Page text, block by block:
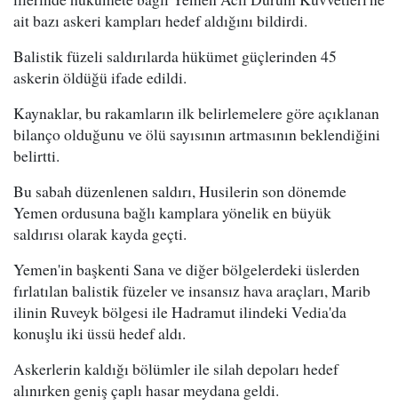
ait bazı askeri kampları hedef aldığını bildirdi.
Balistik füzeli saldırılarda hükümet güçlerinden 45
askerin öldüğü ifade edildi.
Kaynaklar, bu rakamların ilk belirlemelere göre açıklanan
bilanço olduğunu ve ölü sayısının artmasının beklendiğini
belirtti.
Bu sabah düzenlenen saldırı, Husilerin son dönemde
Yemen ordusuna bağlı kamplara yönelik en büyük
saldırısı olarak kayda geçti.
Yemen'in başkenti Sana ve diğer bölgelerdeki üslerden
fırlatılan balistik füzeler ve insansız hava araçları, Marib
ilinin Ruveyk bölgesi ile Hadramut ilindeki Vedia'da
konuşlu iki üssü hedef aldı.
Askerlerin kaldığı bölümler ile silah depoları hedef
alınırken geniş çaplı hasar meydana geldi.